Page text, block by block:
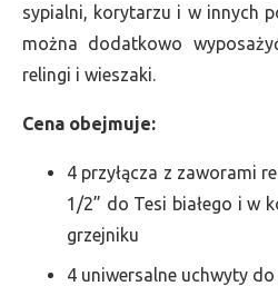
sypialni, korytarzu i w innych
można dodatkowo
relingi i wieszaki.
Cena obejmuje:
4 przyłącza z zaworami
1/2” do Tesi białego i w
grzejniku
4 uniwersalne uchwyty do